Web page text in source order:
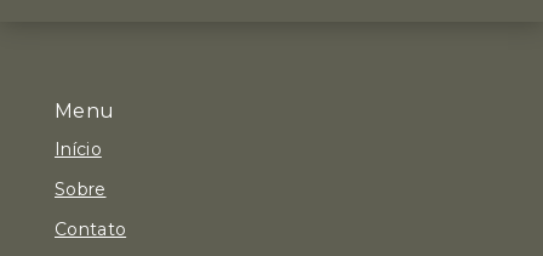
Menu
Início
Sobre
Contato